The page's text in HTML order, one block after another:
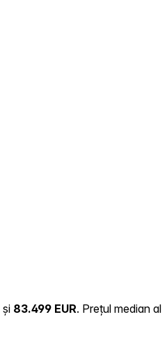
și 83.499 EUR. Prețul median al